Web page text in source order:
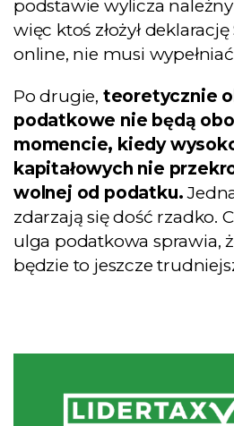
podstawie wylicza
więc ktoś złożył
online, nie musi
Po drugie, teoretycznie
podatkowe nie będą
momencie, kiedy
kapitałowych nie
wolnej od podatku.
zdarzają się dość rzadko.
ulga podatkowa sprawia,
będzie to jeszcze